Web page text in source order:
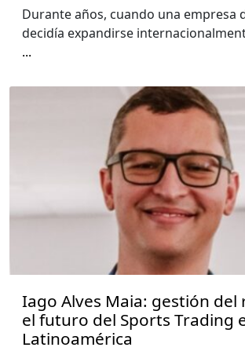
Durante años, cuando una empresa
decidía expandirse
...
Iago Alves Maia: gestión del
el futuro del Sports Trading
Latinoamérica